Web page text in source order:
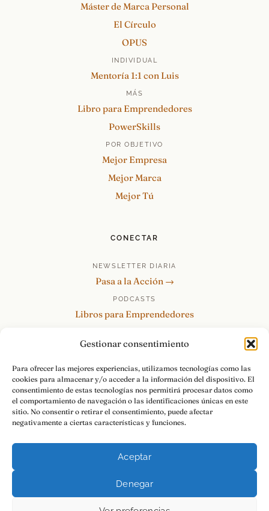
Gestionar consentimiento
Para ofrecer las mejores experiencias, utilizamos tecnologías como las
cookies para almacenar y/o acceder a la información del dispositivo. El
consentimiento de estas tecnologías nos permitirá procesar datos como
el comportamiento de navegación o las identificaciones únicas en este
sitio. No consentir o retirar el consentimiento, puede afectar
negativamente a ciertas características y funciones.
Aceptar
Denegar
Máster de Marca Personal
El Círculo
OPUS
INDIVIDUAL
Mentoría 1:1 con Luis
MÁS
Libro para Emprendedores
PowerSkills
POR OBJETIVO
Mejor Empresa
Mejor Marca
Mejor Tú
CONECTAR
NEWSLETTER DIARIA
Pasa a la Acción →
PODCASTS
Libros para Emprendedores
re:Invéntate / PowerSkills
MENTOR360
HABLAMOS
Contacto y consultas →
Aviso LegalPrivacidad
Pasa a la Acción.